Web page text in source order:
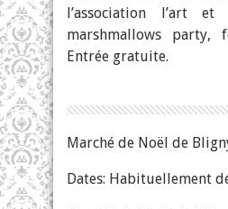
l’association l’art et
marshmallows party,
Entrée gratuite.
Marché de Noël de
Dates: Habituellement